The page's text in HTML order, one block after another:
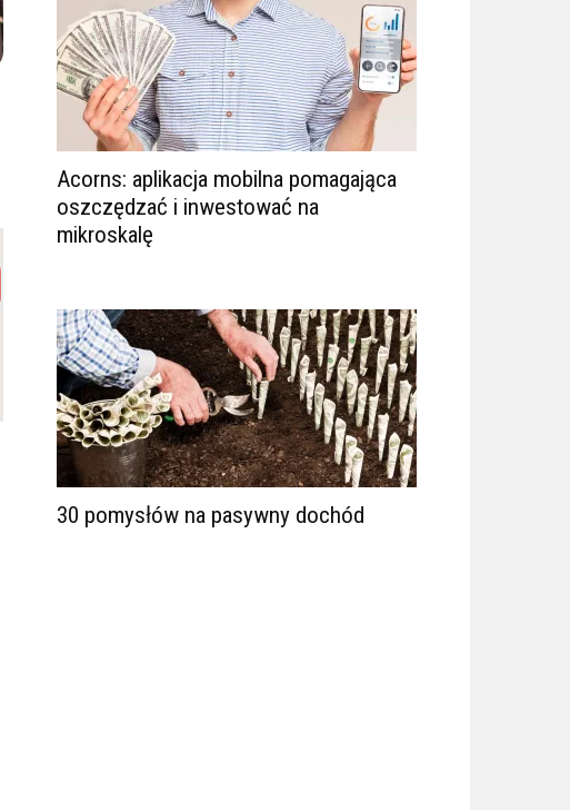
Acorns: aplikacja mobilna pomagająca
oszczędzać i inwestować na
mikroskalę
30 pomysłów na pasywny dochód